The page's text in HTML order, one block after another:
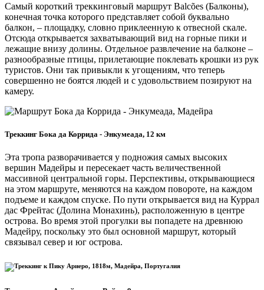
Самый короткий треккинговый маршрут Balcões (Балконы),
конечная точка которого представляет собой буквально
балкон, – площадку, словно приклеенную к отвесной скале.
Отсюда открывается захватывающий вид на горные пики и
лежащие внизу долины. Отдельное развлечение на балконе –
разнообразные птицы, прилетающие поклевать крошки из рук
туристов. Они так привыкли к угощениям, что теперь
совершенно не боятся людей и с удовольствием позируют на
камеру.
Треккинг Бока да Коррида - Энкумеада, 12 км
Эта тропа разворачивается у подножия самых высоких
вершин Мадейры и пересекает часть величественной
массивной центральной горы. Перспективы, открывающиеся
на этом маршруте, меняются на каждом повороте, на каждом
подъеме и каждом спуске. По пути открывается вид на Куррал
дас Фрейтас (Долина Монахинь), расположенную в центре
острова. Во время этой прогулки вы попадете на древнюю
Мадейру, поскольку это был основной маршрут, который
связывал север и юг острова.